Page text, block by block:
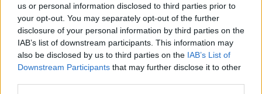
us or personal information disclosed to third parties prior to
your opt-out. You may separately opt-out of the further
disclosure of your personal information by third parties on the
IAB’s list of downstream participants. This information may
also be disclosed by us to third parties on the IAB’s List of
Downstream Participants that may further disclose it to other
A customizable modal perfect for newsletters
[mc4wp_form id="496"]